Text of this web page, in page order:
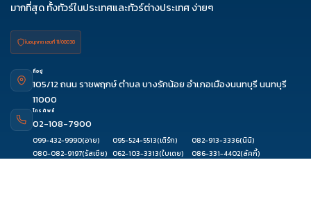
ดูรีวิว ติดต่อเซล จองผ่านแชท จองผ่านไลน์
มากที่สุด ทั้งทัวร์ในประเทศและทัวร์ต่างประเทศ ง่ายๆ
ใบอนุญาต เลขที่ 11/08038
ที่อยู่
105/12 ถนน ราชพฤกษ์ ตำบล บางรักน้อย อำเภอเมืองนนทบุรี นนทบุรี
11000
โทรศัพท์
02-108-7900
099-432-9990(อาย) 095-524-5513(เติร์ก) 082-913-3336(นินิ)
080-082-9197(รัสเซีย) 062-103-3313(ใบเตย) 086-331-4402(ลัคกี้)